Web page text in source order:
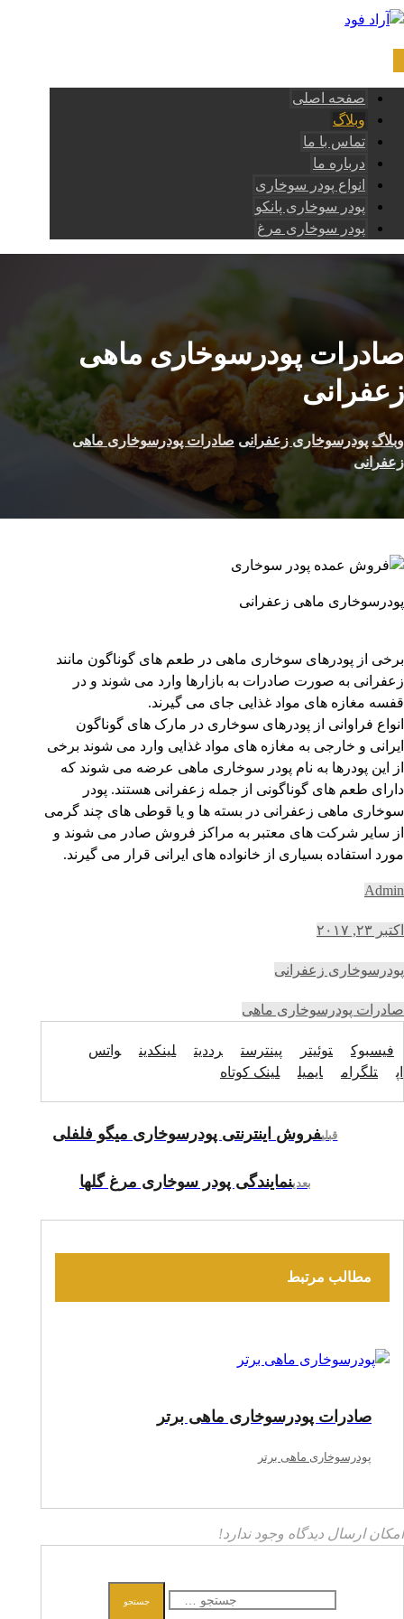
صفحه اصلی
وبلاگ
تماس با ما
درباره ما
انواع پودر سوخاری
پودر سوخاری پانکو
پودر سوخاری مرغ
صادرات پودرسوخاری ماهی
زعفرانی
وبلاگ پودرسوخاری زعفرانی صادرات پودرسوخاری ماهی
زعفرانی
پودرسوخاری ماهی زعفرانی
برخی از پودرهای سوخاری ماهی در طعم های گوناگون مانند
زعفرانی به صورت صادرات به بازارها وارد می شوند و در
قفسه مغازه های مواد غذایی جای می گیرند.
انواع فراوانی از پودرهای سوخاری در مارک های گوناگون
ایرانی و خارجی به مغازه های مواد غذایی وارد می شوند برخی
از این پودرها به نام پودر سوخاری ماهی عرضه می شوند که
دارای طعم های گوناگونی از جمله زعفرانی هستند. پودر
سوخاری ماهی زعفرانی در بسته ها و یا قوطی های چند گرمی
از سایر شرکت های معتبر به مراکز فروش صادر می شوند و
مورد استفاده بسیاری از خانواده های ایرانی قرار می گیرند.
Admin
اکتبر ۲۳, ۲۰۱۷
پودرسوخاری زعفرانی
صادرات پودرسوخاری ماهی
فیسبوک توئیتر پینترست رددیت لینکدین
واتس
اپ
تلگرام ایمیل لینک کوتاه
قبلیفروش اینترنتی پودرسوخاری میگو فلفلی
بعدینمایندگی پودر سوخاری مرغ گلها
مطالب مرتبط
صادرات پودرسوخاری ماهی برتر
پودرسوخاری ماهی برتر
امکان ارسال دیدگاه وجود ندارد!
جستجو
برای:
جستجو